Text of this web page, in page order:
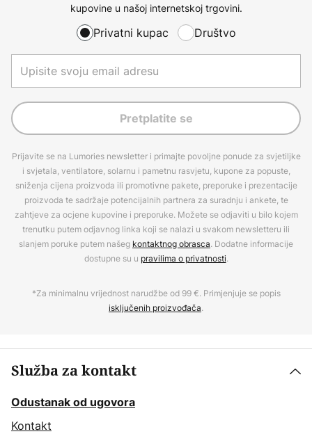
kupovine u našoj internetskoj trgovini.
Privatni kupac Društvo
Pretplatite se
Prijavite se na Lumories newsletter i primajte povoljne ponude za svjetiljke
i svjetala, ventilatore, solarnu i pametnu rasvjetu, kupone za popuste,
sniženja cijena proizvoda ili promotivne pakete, preporuke i prezentacije
proizvoda te sadržaje potencijalnih partnera za suradnju i ankete, te
zahtjeve za ocjene kupovine i preporuke. Možete se odjaviti u bilo kojem
trenutku putem odjavnog linka koji se nalazi u svakom newsletteru ili
slanjem poruke putem našeg kontaktnog obrasca. Dodatne informacije
dostupne su u pravilima o privatnosti.
*Za minimalnu vrijednost narudžbe od 99 €. Primjenjuje se popis
isključenih proizvođača.
Služba za kontakt
Odustanak od ugovora
Kontakt